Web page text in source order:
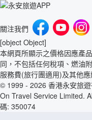
關注我們
[object Object]
本網頁所顯示之價格因應產
同，不包括任何稅項、燃油
服務費(旅行團適用)及其他
© 1999 - 2026 香港永安旅
On Travel Service Limited.
碼: 350074